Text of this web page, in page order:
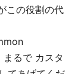
この役割の代
るで カスタ